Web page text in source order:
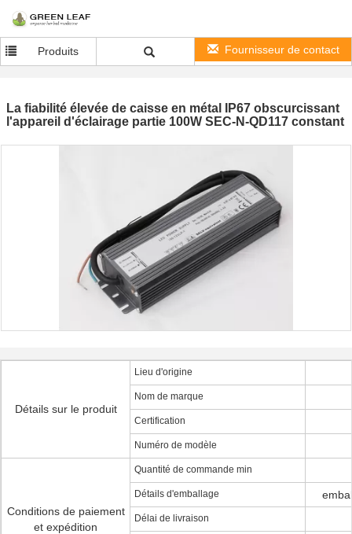
Produits Fournisseur de contact
La fiabilité élevée de caisse en métal IP67 obscurcissant
l'appareil d'éclairage partie 100W SEC-N-QD117 constant
Détails sur le produit
Lieu d'origine
Nom de marque
Certification
Numéro de modèle
Conditions de paiement
et expédition
Quantité de commande min
Détails d'emballage
Délai de livraison